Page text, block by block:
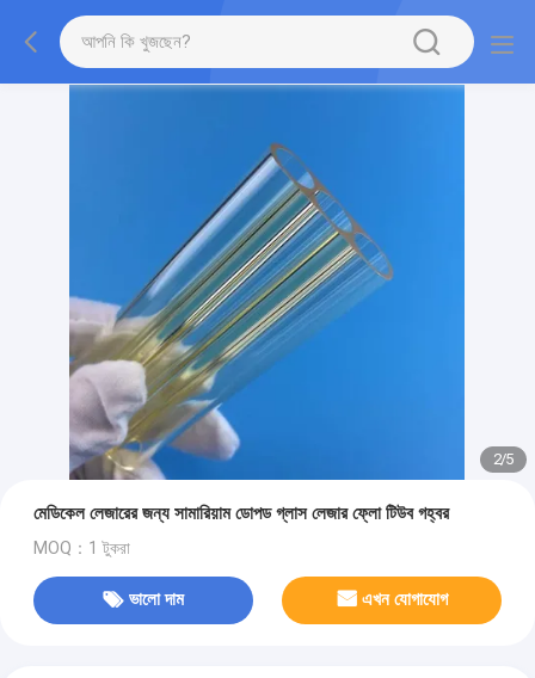
2/5
মেডিকেল লেজারের জন্য সামারিয়াম ডোপড গ্লাস লেজার ফ্লো টিউব গহ্বর
MOQ：1 টুকরা
ভালো দাম এখন যোগাযোগ